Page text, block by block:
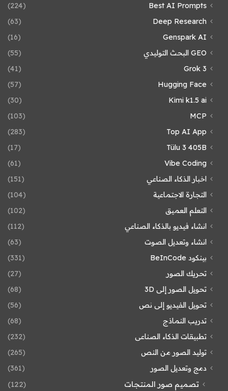
Best AI Prompts
(224)
Deep Research
(63)
Genspark AI
(16)
GEO البحث التوليدي
(55)
Grok 3
(41)
Hugging Face
(57)
Kimi k1.5 ai
(30)
MCP
(103)
Top AI App
(283)
Tülu 3 405B
(17)
Vibe Coding
(61)
اخبار الذكاء الصناعي
(151)
التجارة الاجتماعية
(104)
التعلم العميق
(102)
انشاء فيديو بالذكاء الصناعي
(112)
انشاء وتعديل الصوت
(63)
بينكود BeInCode
(331)
تحريك الصور
(27)
تحويل الصور إلى 3D
(68)
تحويل الفيديو إلى نص
(56)
تدريب النماذج
(68)
تطبيقات الذكاء الصناعى
(232)
توليد الصور من النص
(265)
دمج وتعديل الصور
(361)
تصميم صور المنتجات (122)